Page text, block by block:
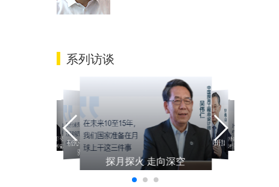
系列访谈
探月探火 走向深空奥密克戎感染不可怕 呼吁加
强疫苗接种有信心有条件有能力推动经
济运行整体好转
探月探火 走向深空
奥密克戎感染不可怕 呼吁加有信心有条件有能力推动经
济运行整体好转探月探火 走向深空